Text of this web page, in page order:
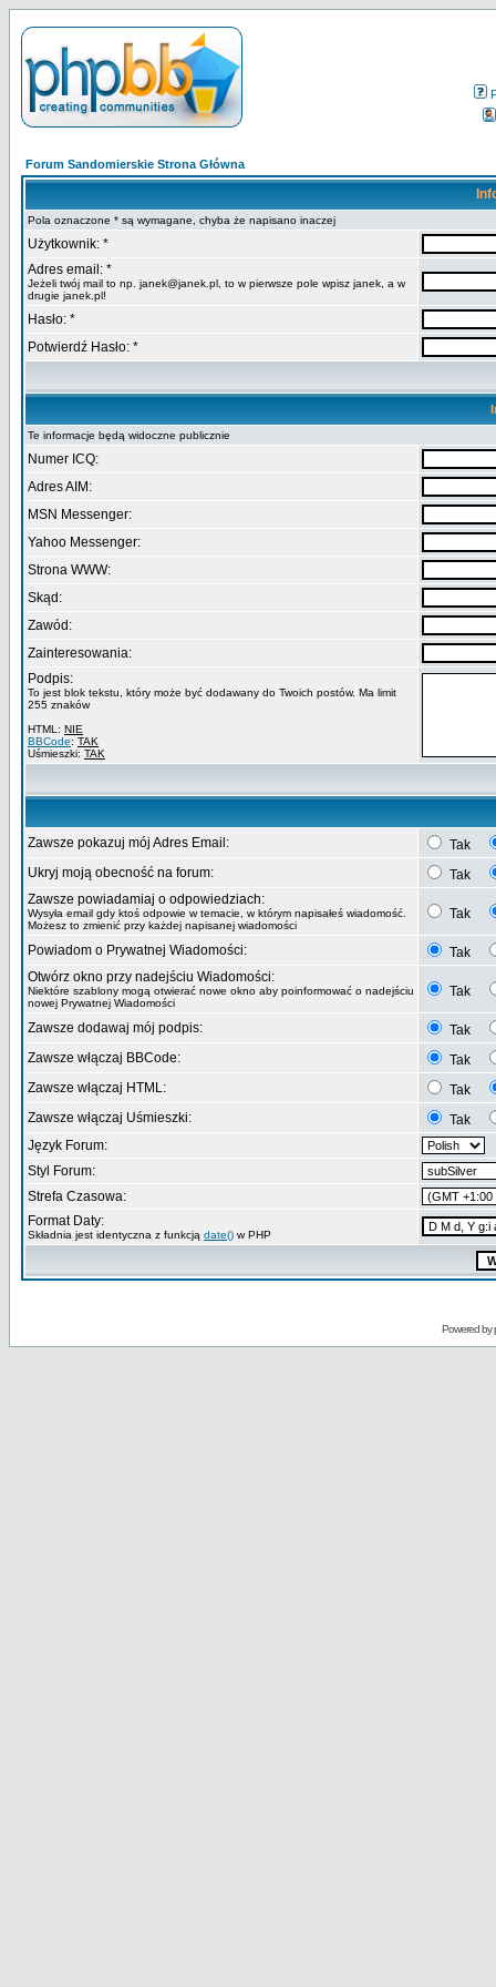
Forum Sandomierskie Strona Główna
Pola oznaczone * są wymagane, chyba że napisano inaczej
Użytkownik: *
Adres email: *
Jeżeli twój mail to np. janek@janek.pl, to w pierwsze pole wpisz janek, a w
drugie janek.pl!
Hasło: *
Potwierdź Hasło: *
Te informacje będą widoczne publicznie
Numer ICQ:
Adres AIM:
MSN Messenger:
Yahoo Messenger:
Strona WWW:
Skąd:
Zawód:
Zainteresowania:
Podpis:
To jest blok tekstu, który może być dodawany do Twoich postów. Ma limit
255 znaków
HTML: NIE
BBCode: TAK
Uśmieszki: TAK
Zawsze pokazuj mój Adres Email:
Tak
Ukryj moją obecność na forum:
Tak
Zawsze powiadamiaj o odpowiedziach:
Wysyła email gdy ktoś odpowie w temacie, w którym napisałeś wiadomość.
Możesz to zmienić przy każdej napisanej wiadomości
Tak
Powiadom o Prywatnej Wiadomości:
Tak
Otwórz okno przy nadejściu Wiadomości:
Niektóre szablony mogą otwierać nowe okno aby poinformować o nadejściu
nowej Prywatnej Wiadomości
Tak
Zawsze dodawaj mój podpis:
Tak
Zawsze włączaj BBCode:
Tak
Zawsze włączaj HTML:
Tak
Zawsze włączaj Uśmieszki:
Tak
Język Forum:
Styl Forum:
Strefa Czasowa:
Format Daty:
Składnia jest identyczna z funkcją date() w PHP
Powered by